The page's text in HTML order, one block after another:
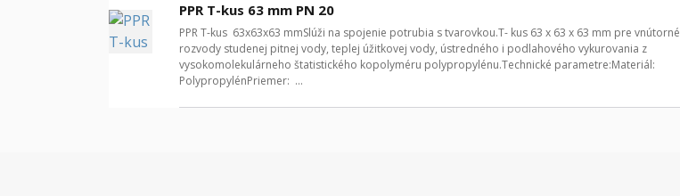
PPR T-kus 63 mm PN 20
PPR T-kus 63x63x63 mmSlúži na spojenie potrubia s tvarovkou.T- kus 63 x 63 x 63 mm pre vnútorné
rozvody studenej pitnej vody, teplej úžitkovej vody, ústredného i podlahového vykurovania z
vysokomolekulárneho štatistického kopolyméru polypropylénu.Technické parametre:Materiál:
PolypropylénPriemer: ...